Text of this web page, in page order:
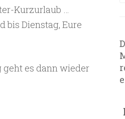
Kurzurlaub …
bis Dienstag, Eure
geht es dann wieder